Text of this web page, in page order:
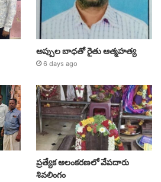
అప్పుల బాధతో రైతు ఆత్మహత్య
6 days ago
ప్రత్యేక అలంకరణలో వేపదారు
శివలింగం